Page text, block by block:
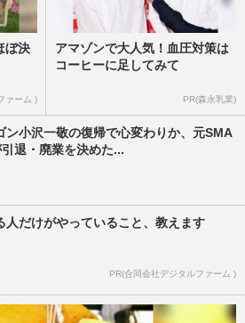
ぼ決
ァーム )
アマゾンで大人気！血圧対策は
コーヒーに足してみて
PR(森永乳業)
ン小沢一敬の復帰で心変わりか、元SMA
退・廃業を決めた...
人だけがやっていること、教えます
PR(合同会社デジタルファーム )